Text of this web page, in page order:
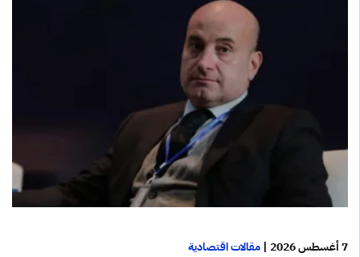
7 أغسطس 2026 | مقالات اقتصادية